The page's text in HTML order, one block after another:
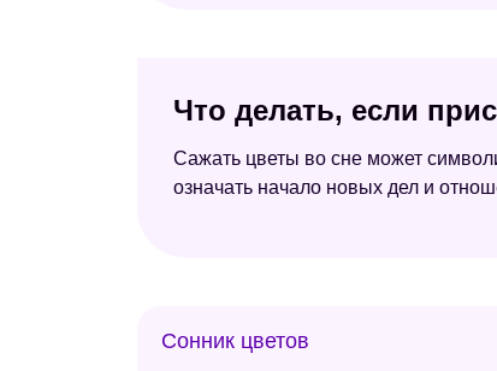
Что делать, если
Сажать цветы во сне может
означать начало новых дел и
Сонник цветов